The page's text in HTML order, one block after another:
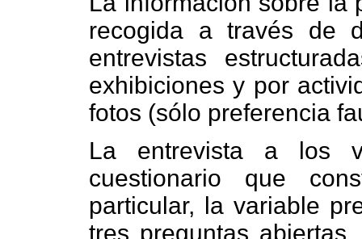
recogida a través de
entrevistas
exhibiciones y por
fotos (sólo preferencia
La entrevista a los
cuestionario que
particular, la variable
tres preguntas